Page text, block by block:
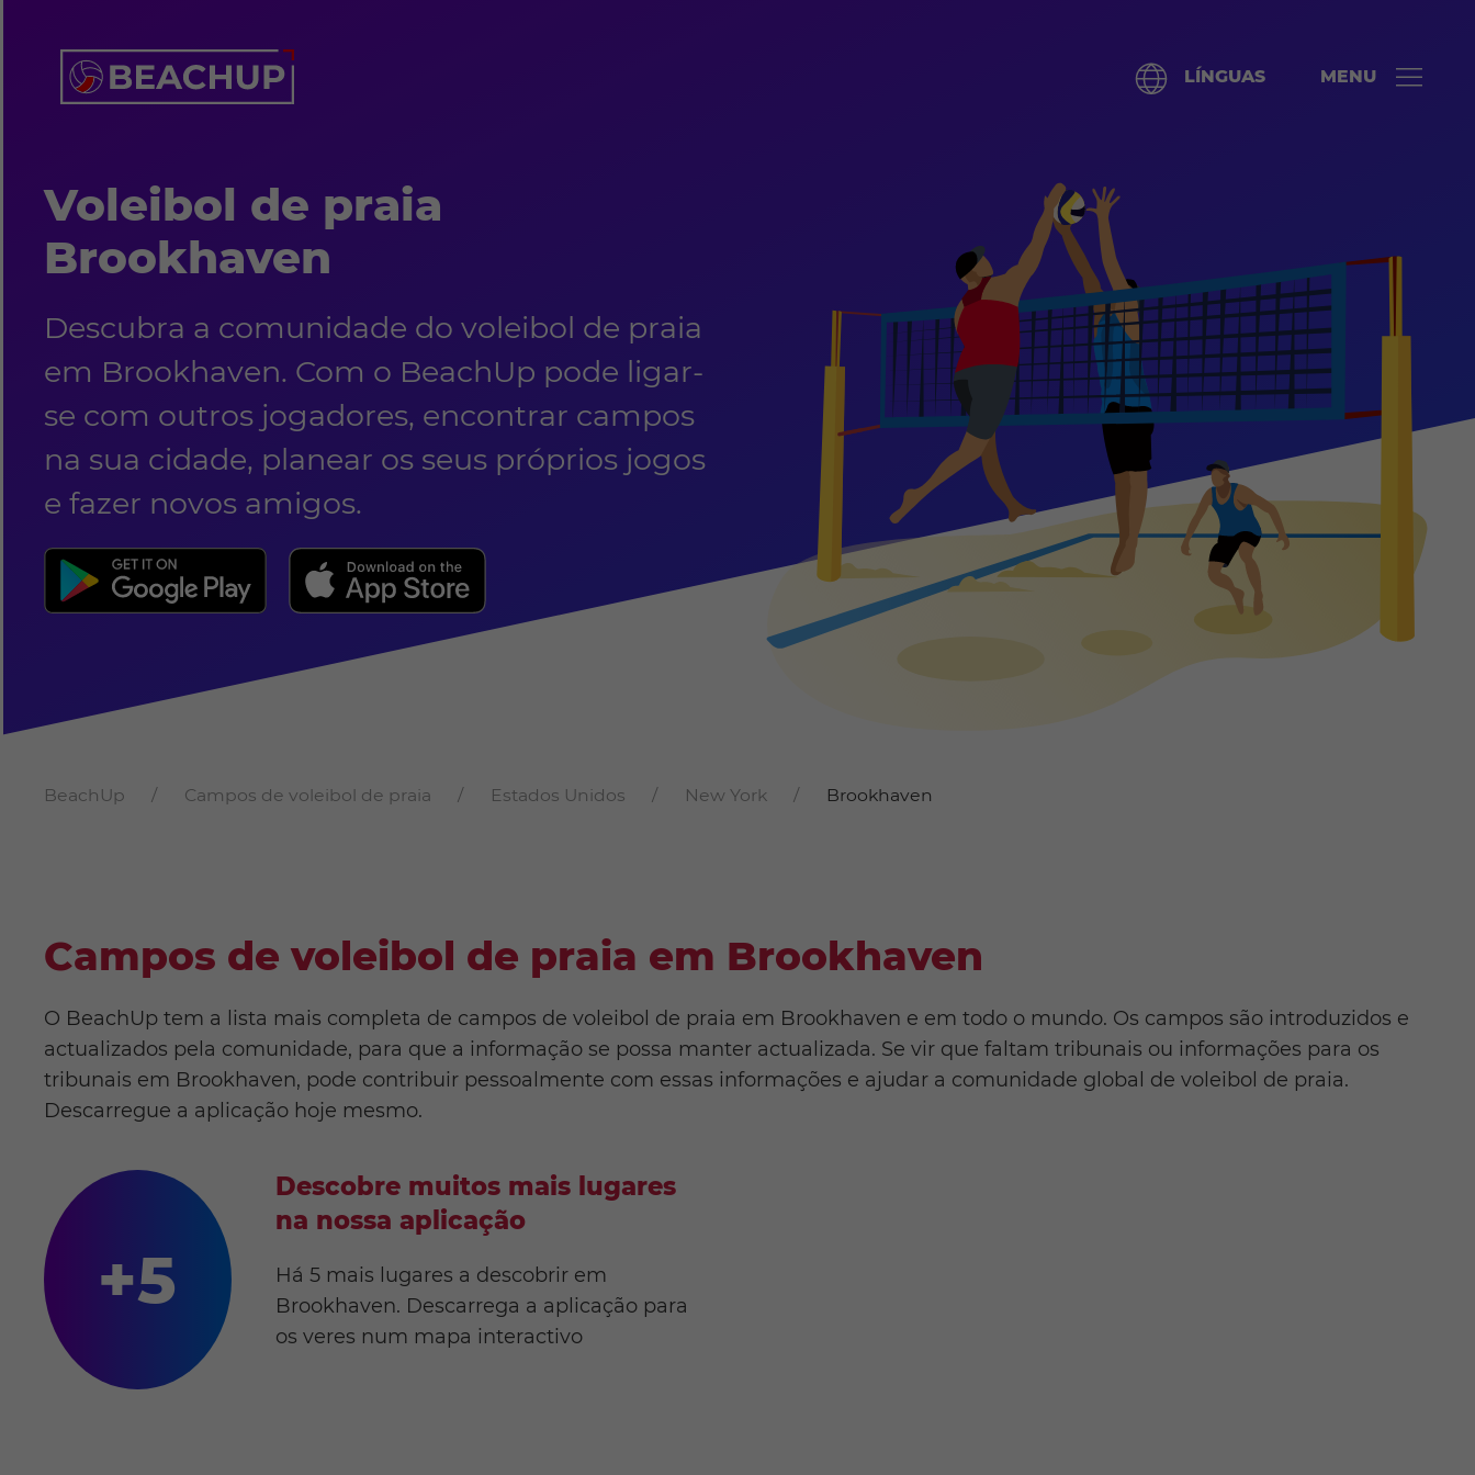
LÍNGUAS MENU
Voleibol de praia
Brookhaven
Descubra a comunidade do voleibol de praia
em Brookhaven. Com o BeachUp pode ligar-
se com outros jogadores, encontrar campos
na sua cidade, planear os seus próprios jogos
e fazer novos amigos.
BeachUp Campos de voleibol de praia Estados Unidos New York Brookhaven
Campos de voleibol de praia em Brookhaven
O BeachUp tem a lista mais completa de campos de voleibol de praia em Brookhaven e em todo o mundo. Os campos são introduzidos e
actualizados pela comunidade, para que a informação se possa manter actualizada. Se vir que faltam tribunais ou informações para os
tribunais em Brookhaven, pode contribuir pessoalmente com essas informações e ajudar a comunidade global de voleibol de praia.
Descarregue a aplicação hoje mesmo.
+5
Descobre muitos mais lugares
na nossa aplicação
Há 5 mais lugares a descobrir em
Brookhaven. Descarrega a aplicação para
os veres num mapa interactivo